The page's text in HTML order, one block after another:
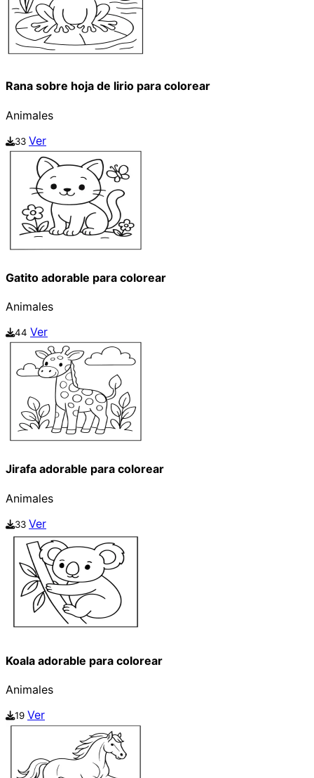
Rana sobre hoja de lirio para colorear
Animales
33 Ver
Gatito adorable para colorear
Animales
44 Ver
Jirafa adorable para colorear
Animales
33 Ver
Koala adorable para colorear
Animales
19 Ver